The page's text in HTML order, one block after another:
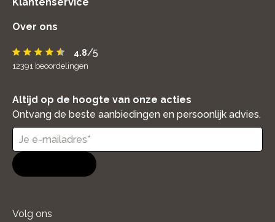
Over ons
4.8/5
12391 beoordelingen
Altijd op de hoogte van onze acties
Ontvang de beste aanbiedingen en persoonlijk advies.
Volg ons